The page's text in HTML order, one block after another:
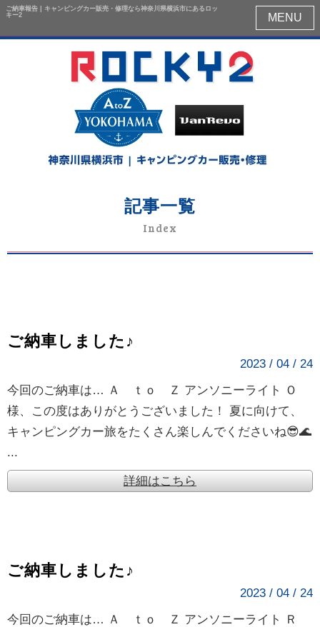
ご納車報告 | キャンピングカー販売・修理なら神奈川県横浜市にあるロッ
キー2
MENU
記事一覧
Index
ご納車しました♪
2023 / 04 / 24
今回のご納車は… Ａ ｔｏ Ｚ アンソニーライト Ｏ
様、この度はありがとうございました！ 夏に向けて、
キャンピングカー旅をたくさん楽しんでくださいね😎🌊
...
詳細はこちら
ご納車しました♪
2023 / 04 / 24
今回のご納車は… Ａ ｔｏ Ｚ アンソニーライト Ｒ